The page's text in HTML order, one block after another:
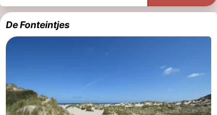
Het
Zwin
Vlaanderen
-
Brugge
-
Ieper
De
Kust
-
De Fonteintjes